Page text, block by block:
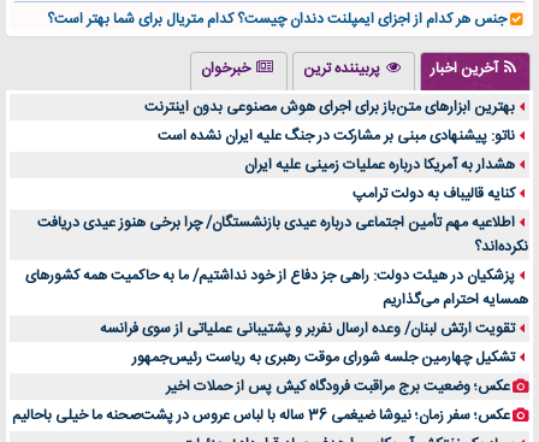
جنس هر کدام از اجزای ایمپلنت دندان چیست؟ کدام متریال برای شما بهتر است؟
تولید لیوان کاغذی یک کسب‌ و کار پر سود و رو‌ به‌ رشد در بازار ایران
درد زانو بعد از تمرین با تردمیل؟ شاید مشکل از این انتخاب باشد
آینده موسیقی هم‌اکنون در اینجاست
بهترین راه تبلیغات کلینیک زیبایی و افزایش مشتری کدام است؟
مقایسه قالب آسترا با وودمارت و فلت‌سام (فارسی)
خرید سمعک کارکرده یا دست دوم | نکات مهم قبل از تصمیم‌گیری
خرید و فروش قطعات سرور دست دوم در ماهان شبکه ایرانیان
اهمیت انتخاب بهترین وکیل در سعادت آباد برای پرونده‌های حساس و کلان
لیفتراک صفر؛ راهنمای جامع خرید، قیمت و فروش در ایران
راهنمای جامع بهترین کفش ورزشی برای دویدن و استفاده روزمره | بررسی ۱۲ مدل برتر
آخرین اخبار پربیننده ترین
خبرخوان
بهترین ابزارهای متن‌باز برای اجرای هوش مصنوعی بدون اینترنت
ناتو: پیشنهادی مبنی بر مشارکت در جنگ علیه ایران نشده است
هشدار به آمریکا درباره عملیات زمینی علیه ایران
کنایه قالیباف به دولت ترامپ
اطلاعیه مهم تأمین اجتماعی درباره عیدی بازنشستگان/ چرا برخی هنوز عیدی دریافت
نکرده‌اند؟
پزشکیان در هیئت دولت: راهی جز دفاع از خود نداشتیم/ ما به حاکمیت همه کشورهای
همسایه احترام می‌گذاریم
تقویت ارتش لبنان/ وعده ارسال نفربر و پشتیبانی عملیاتی از سوی فرانسه
تشکیل چهارمین جلسه شورای موقت رهبری به ریاست رئیس‌جمهور
عکس؛ وضعیت برج مراقبت فرودگاه کیش پس از حملات اخیر
عکس؛ سفر زمان؛ نیوشا ضیغمی 36 ساله با لباس عروس در پشت‌صحنه ما خیلی باحالیم